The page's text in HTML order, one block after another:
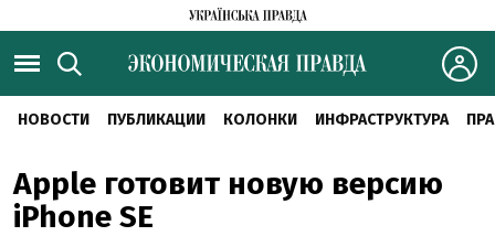
НОВОСТИ ПУБЛИКАЦИИ КОЛОНКИ ИНФРАСТРУКТУРА
Apple готовит новую версию
iPhone SE